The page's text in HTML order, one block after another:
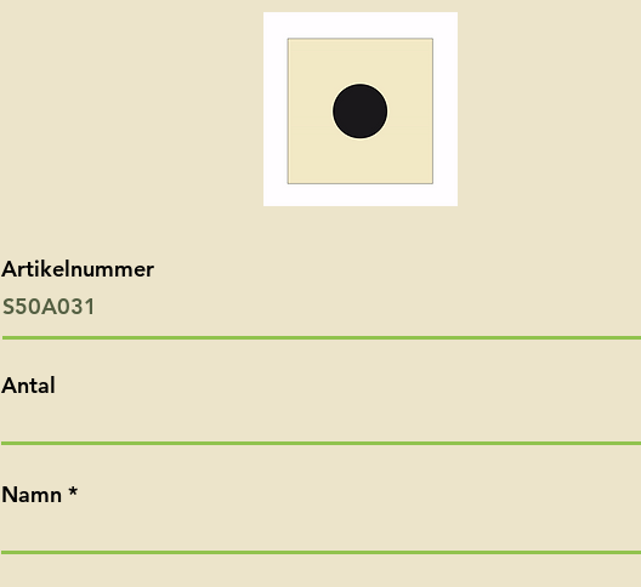
Artikelnummer
S50A031
Antal
Namn